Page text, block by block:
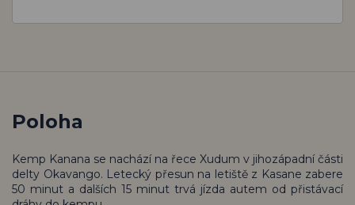
Poloha
Kemp Kanana se nachází na řece Xudum v jihozápadní části
delty Okavango. Letecký přesun na letiště z Kasane zabere
50 minut a dalších 15 minut trvá jízda autem od přistávací